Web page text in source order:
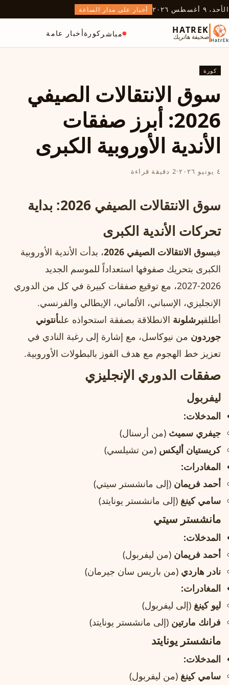
الأحد، ٩ أغسطس ٢٠٢٦ أخبار على مدار الساعة
HATREK
صحيفة هاتريك مباشر كورةأخبار عامة
كورة
سوق الانتقالات الصيفي
2026: أبرز صفقات
الأندية الأوروبية الكبرى
٤ يونيو ٢٠٢٦ ·2 دقيقة قراءة
سوق الانتقالات الصيفي 2026: بداية
تحركات الأندية الكبرى
فيسوق الانتقالات الصيفي 2026
، بدأت الأندية الأوروبية
الكبرى بتحريك صفوفها استعداداً للموسم الجديد
2026‑2027، مع توقيع صفقات كبيرة في كل من الدوري
الإنجليزي، الإسباني، الألماني، الإيطالي والفرنسي.
أطلقبرشلونة الانطلاقة بصفقة استحواذه علىأنتوني
جوردون من نيوكاسل، مع إشارة إلى رغبة النادي في
تعزيز خط الهجوم مع هدف الفوز بالبطولات الأوروبية.
صفقات الدوري الإنجليزي
ليفربول
المدخلات:
جيفري سميث (من أرسنال)
كريستيان أليكس (من تشيلسي)
المغادرات:
أحمد فريمان (إلى مانشستر سيتي)
سامي كينغ (إلى مانشستر يونايتد)
مانشستر سيتي
المدخلات:
أحمد فريمان (من ليفربول)
نادر هاردي (من باريس سان جيرمان)
المغادرات:
ليو كينغ (إلى ليفربول)
فرانك مارتين (إلى مانشستر يونايتد)
مانشستر يونايتد
المدخلات:
سامي كينغ (من ليفربول)